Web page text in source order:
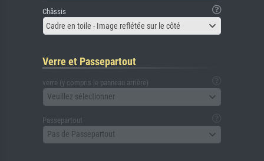
Châssis
Cadre en toile - Image reflétée sur le côté
Verre et Passepartout
verre (y compris le panneau arrière)
Veuillez sélectionner
Passepartout
Pas de Passepartout